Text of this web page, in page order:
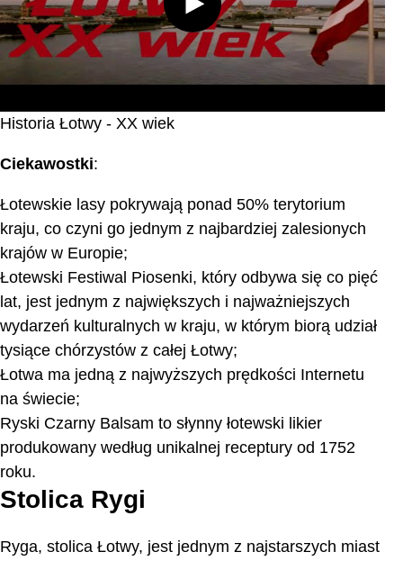
Historia Łotwy - XX wiek
Ciekawostki:
Łotewskie lasy pokrywają ponad 50% terytorium
kraju, co czyni go jednym z najbardziej zalesionych
krajów w Europie;
Łotewski Festiwal Piosenki, który odbywa się co pięć
lat, jest jednym z największych i najważniejszych
wydarzeń kulturalnych w kraju, w którym biorą udział
tysiące chórzystów z całej Łotwy;
Łotwa ma jedną z najwyższych prędkości Internetu
na świecie;
Ryski Czarny Balsam to słynny łotewski likier
produkowany według unikalnej receptury od 1752
roku.
Stolica Rygi
Ryga, stolica Łotwy, jest jednym z najstarszych miast